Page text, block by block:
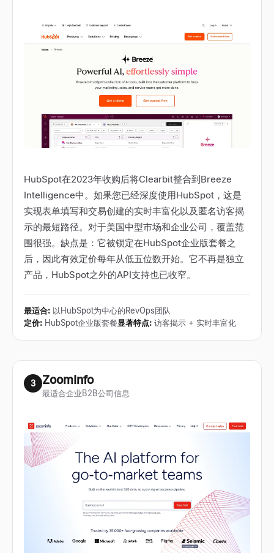
HubSpot在2023年收购后将Clearbit整合到Breeze
Intelligence中。如果您已经深度使用HubSpot，这是
实现表单填写和交易创建的实时丰富化以及匿名访客揭
示的最短路径。对于美国中型市场和企业公司，覆盖范
围很强。缺点是：它被锁定在HubSpot企业版套餐之
后，因此有效定价每年从低五位数开始。它不再是独立
产品，HubSpot之外的API支持也已收窄。
最适合: 以HubSpot为中心的RevOps团队
定价: HubSpot企业版套餐显著特点: 访客揭示 + 实时丰富化
3 ZoomInfo
最适合企业B2B公司信息